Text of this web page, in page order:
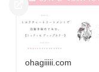
ohagiiiii.com